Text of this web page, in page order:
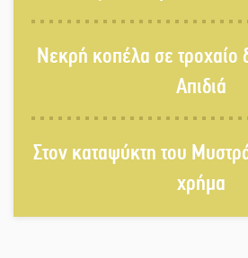
ανοιχτά του
Αποστολή
Στη βάση
Σπαρτιατόπουλα
«Ρίζες και
Νεκρή κοπέλα σε τροχαίο
Απιδιά
Στον καταψύκτη του
χρήμα